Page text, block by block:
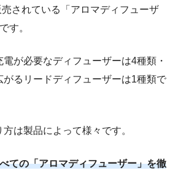
されている「アロマディフューザ
です。
が必要なディフューザーは4種類・
がるリードディフューザーは1種類で
は製品によって様々です。
ての「アロマディフューザー」を徹